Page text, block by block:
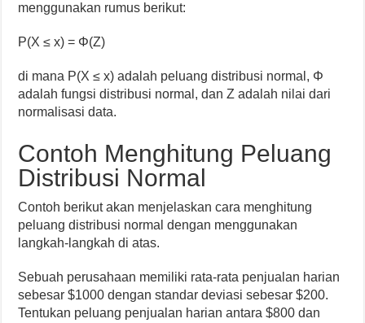
menggunakan rumus berikut:
P(X ≤ x) = Φ(Z)
di mana P(X ≤ x) adalah peluang distribusi normal, Φ
adalah fungsi distribusi normal, dan Z adalah nilai dari
normalisasi data.
Contoh Menghitung Peluang
Distribusi Normal
Contoh berikut akan menjelaskan cara menghitung
peluang distribusi normal dengan menggunakan
langkah-langkah di atas.
Sebuah perusahaan memiliki rata-rata penjualan harian
sebesar $1000 dengan standar deviasi sebesar $200.
Tentukan peluang penjualan harian antara $800 dan